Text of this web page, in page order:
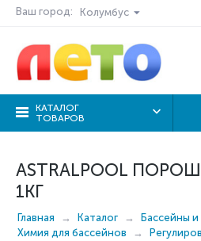
Ваш город: Колумбус
КАТАЛОГ
ТОВАРОВ
ASTRALPOOL
1КГ
Главная Каталог
Бассейны и
Химия для бассейнов